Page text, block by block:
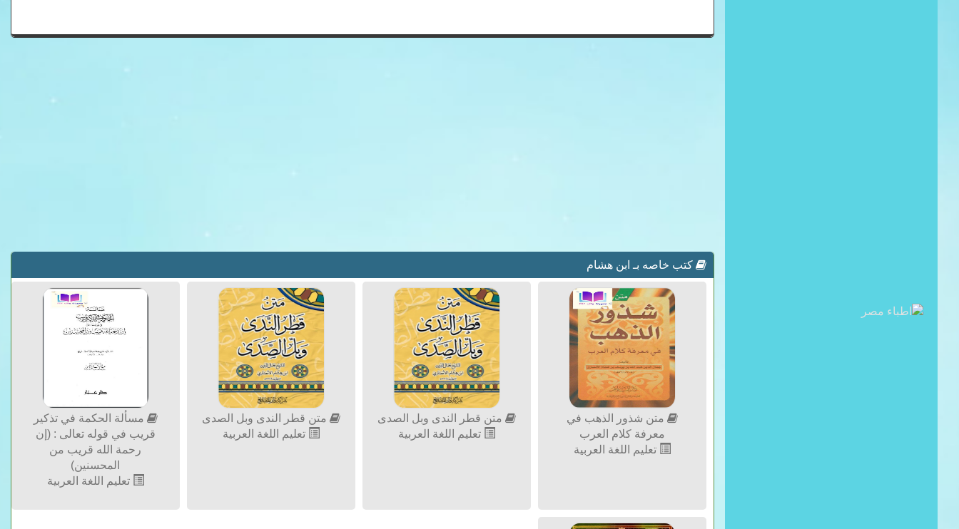
كتب خاصه بـ ابن هشام
متن شذور الذهب في
معرفة كلام العرب
تعليم اللغة العربية
متن قطر الندى وبل الصدى
تعليم اللغة العربية
متن قطر الندى وبل الصدى
تعليم اللغة العربية
مسألة الحكمة في تذكير
قريب في قوله تعالى : (إن
رحمة الله قريب من
المحسنين)
تعليم اللغة العربية